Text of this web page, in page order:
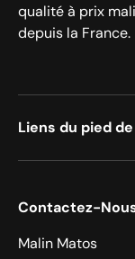
qualité à prix
depuis la France.
Liens du pied
Contactez-
Malin Matos